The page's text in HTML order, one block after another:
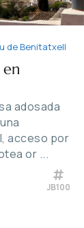
de Benitatxell
en
adosada
acceso por
or ...
JB100